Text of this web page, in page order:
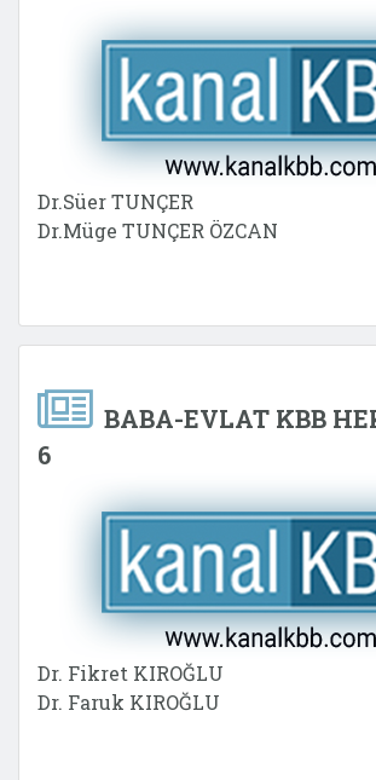
Dr.Süer TUNÇER
Dr.Müge TUNÇER ÖZCAN
BABA-EVLAT KBB
6
Dr. Fikret KIROĞLU
Dr. Faruk KIROĞLU